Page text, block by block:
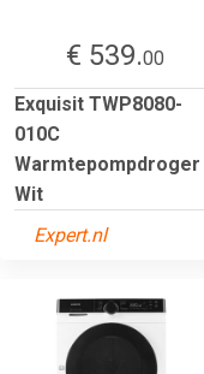
€ 539.00
Exquisit TWP8080-
010C
Warmtepompdroger
Wit
Expert.nl